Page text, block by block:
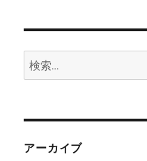
検
索:
アーカイブ